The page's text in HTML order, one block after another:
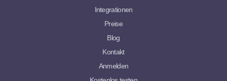
Integrationen
Preise
Blog
Kontakt
Anmelden